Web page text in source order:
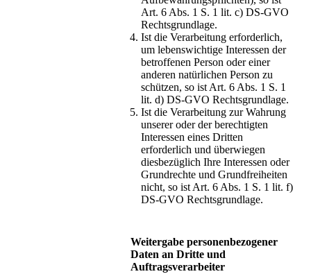
Art. 6 Abs. 1 S. 1 lit. c) DS-GVO
Rechtsgrundlage.
Ist die Verarbeitung erforderlich,
um lebenswichtige Interessen der
betroffenen Person oder einer
anderen natürlichen Person zu
schützen, so ist Art. 6 Abs. 1 S. 1
lit. d) DS-GVO Rechtsgrundlage.
Ist die Verarbeitung zur Wahrung
unserer oder der berechtigten
Interessen eines Dritten
erforderlich und überwiegen
diesbezüglich Ihre Interessen oder
Grundrechte und Grundfreiheiten
nicht, so ist Art. 6 Abs. 1 S. 1 lit. f)
DS-GVO Rechtsgrundlage.
Weitergabe personenbezogener
Daten an Dritte und
Auftragsverarbeiter